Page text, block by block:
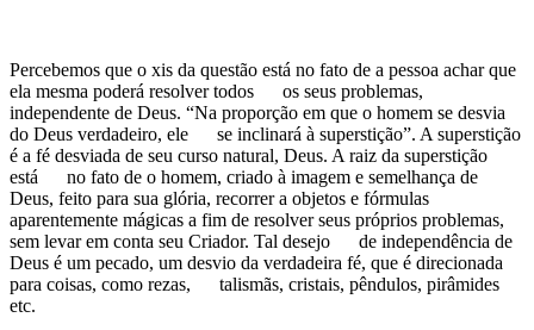
Percebemos que o xis da questão está no fato de a pessoa achar que
ela mesma poderá resolver todos os seus problemas,
independente de Deus. “Na proporção em que o homem se desvia
do Deus verdadeiro, ele se inclinará à superstição”. A superstição
é a fé desviada de seu curso natural, Deus. A raiz da superstição
está no fato de o homem, criado à imagem e semelhança de
Deus, feito para sua glória, recorrer a objetos e fórmulas
aparentemente mágicas a fim de resolver seus próprios problemas,
sem levar em conta seu Criador. Tal desejo de independência de
Deus é um pecado, um desvio da verdadeira fé, que é direcionada
para coisas, como rezas, talismãs, cristais, pêndulos, pirâmides
etc.